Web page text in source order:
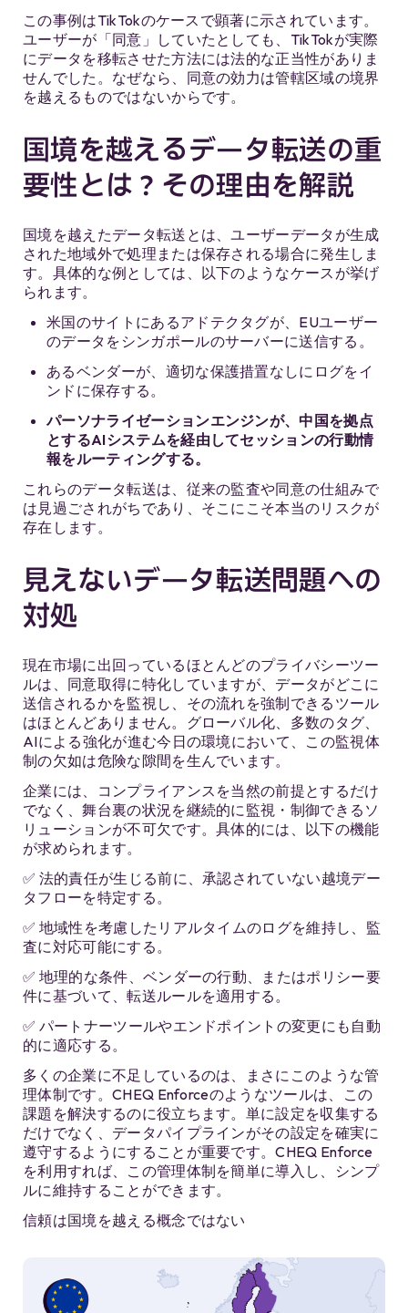
この事例はTikTokのケースで顕著に示されています。
ユーザーが「同意」していたとしても、TikTokが実際
にデータを移転させた方法には法的な正当性がありま
せんでした。なぜなら、同意の効力は管轄区域の境界
を越えるものではないからです。
国境を越えるデータ転送の重
要性とは？その理由を解説
国境を越えたデータ転送とは、ユーザーデータが生成
された地域外で処理または保存される場合に発生しま
す。具体的な例としては、以下のようなケースが挙げ
られます。
米国のサイトにあるアドテクタグが、EUユーザー
のデータをシンガポールのサーバーに送信する。
あるベンダーが、適切な保護措置なしにログをイ
ンドに保存する。
パーソナライゼーションエンジンが、中国を拠点
とするAIシステムを経由してセッションの行動情
報をルーティングする。
これらのデータ転送は、従来の監査や同意の仕組みで
は見過ごされがちであり、そこにこそ本当のリスクが
存在します。
見えないデータ転送問題への
対処
現在市場に出回っているほとんどのプライバシーツー
ルは、同意取得に特化していますが、データがどこに
送信されるかを監視し、その流れを強制できるツール
はほとんどありません。グローバル化、多数のタグ、
AIによる強化が進む今日の環境において、この監視体
制の欠如は危険な隙間を生んでいます。
企業には、コンプライアンスを当然の前提とするだけ
でなく、舞台裏の状況を継続的に監視・制御できるソ
リューションが不可欠です。具体的には、以下の機能
が求められます。
✅ 法的責任が生じる前に、承認されていない越境デー
タフローを特定する。
✅ 地域性を考慮したリアルタイムのログを維持し、監
査に対応可能にする。
✅ 地理的な条件、ベンダーの行動、またはポリシー要
件に基づいて、転送ルールを適用する。
✅ パートナーツールやエンドポイントの変更にも自動
的に適応する。
多くの企業に不足しているのは、まさにこのような管
理体制です。CHEQ Enforceのようなツールは、この
課題を解決するのに役立ちます。単に設定を収集する
だけでなく、データパイプラインがその設定を確実に
遵守するようにすることが重要です。CHEQ Enforce
を利用すれば、この管理体制を簡単に導入し、シンプ
ルに維持することができます。
信頼は国境を越える概念ではない